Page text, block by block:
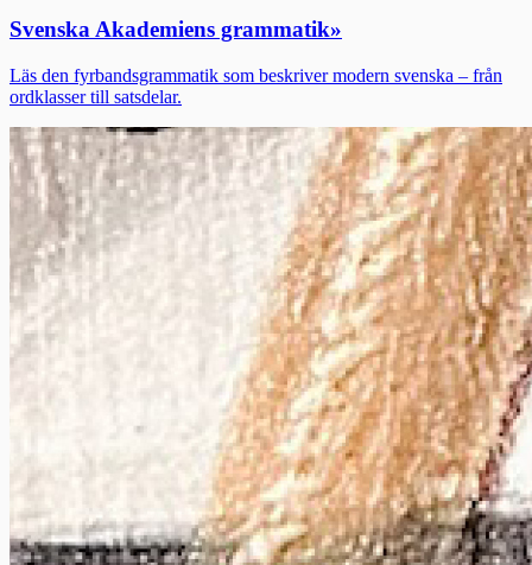
Svenska Akademiens grammatik»
Läs den fyrbandsgrammatik som beskriver modern svenska – från
ordklasser till satsdelar.